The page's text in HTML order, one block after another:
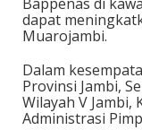
dapat
Muarojambi.
Dalam
Provinsi Jambi,
Wilayah V Jambi,
Administrasi